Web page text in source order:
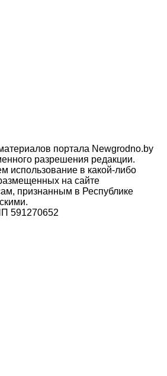
портала Newgrodno.by
разрешения редакции.
использование в какой-либо
на сайте
признанным в Республике
591270652